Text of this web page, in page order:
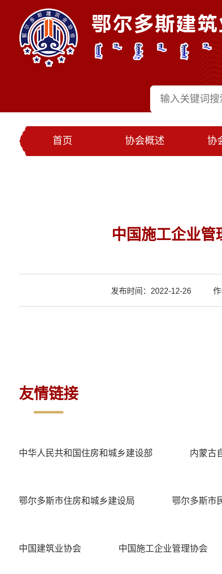
首页 协会概述 协
中国施工企业管
发布时间：2022-12-26
友情链接
中华人民共和国住房和城乡建设部 内蒙古
鄂尔多斯市住房和城乡建设局 鄂尔多斯市
中国建筑业协会 中国施工企业管理协会